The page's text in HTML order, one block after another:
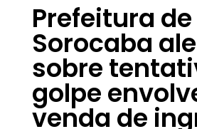
Prefeitura de
Sorocaba
sobre
golpe
venda de